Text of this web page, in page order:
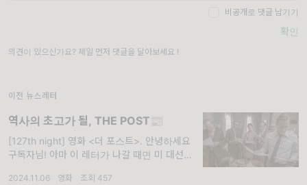
비공개로 댓글 남기기
확인
의견이 있으신가요? 제일 먼저 댓글을 달아보세요 !
이전 뉴스레터
역사의 초고가 될, THE POST📰
[127th night] 영화 <더 포스트>. 안녕하세요
구독자님! 아마 이 레터가 나갈 때면 미 대선의
혼란스러운 시기에 미 대선이 어떤 결과를 불러
2024.11.06 영화 조회 457